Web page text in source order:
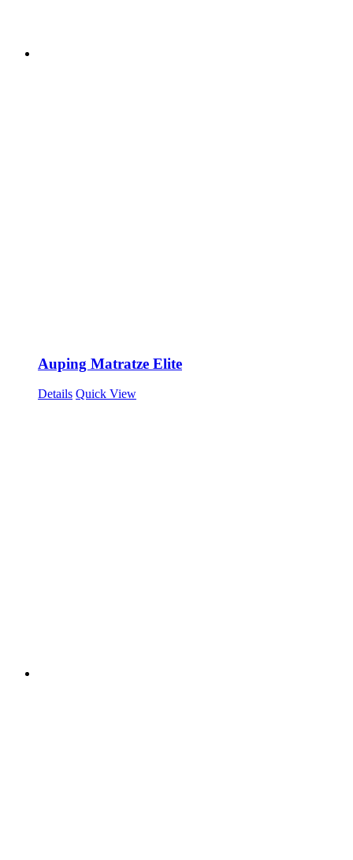
Auping Matratze Elite
Details Quick View